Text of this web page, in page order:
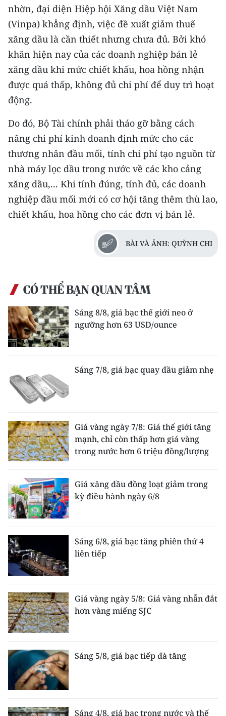
nhờn, đại diện Hiệp hội Xăng dầu Việt Nam
(Vinpa) khẳng định, việc đề xuất giảm thuế
xăng dầu là cần thiết nhưng chưa đủ. Bởi khó
khăn hiện nay của các doanh nghiệp bán lẻ
xăng dầu khi mức chiết khấu, hoa hồng nhận
được quá thấp, không đủ chi phí để duy trì hoạt
động.
Do đó, Bộ Tài chính phải tháo gỡ bằng cách
nâng chi phí kinh doanh định mức cho các
thương nhân đầu mối, tính chi phí tạo nguồn từ
nhà máy lọc dầu trong nước về các kho cảng
xăng dầu,... Khi tính đúng, tính đủ, các doanh
nghiệp đầu mối mới có cơ hội tăng thêm thù lao,
chiết khấu, hoa hồng cho các đơn vị bán lẻ.
BÀI VÀ ẢNH: QUỲNH CHI
CÓ THỂ BẠN QUAN TÂM
Sáng 8/8, giá bạc thế giới neo ở
ngưỡng hơn 63 USD/ounce
Sáng 7/8, giá bạc quay đầu giảm nhẹ
Giá vàng ngày 7/8: Giá thế giới tăng
mạnh, chỉ còn thấp hơn giá vàng
trong nước hơn 6 triệu đồng/lượng
Giá xăng dầu đồng loạt giảm trong
kỳ điều hành ngày 6/8
Sáng 6/8, giá bạc tăng phiên thứ 4
liên tiếp
Giá vàng ngày 5/8: Giá vàng nhẫn đắt
hơn vàng miếng SJC
Sáng 5/8, giá bạc tiếp đà tăng
Sáng 4/8, giá bạc trong nước và thế